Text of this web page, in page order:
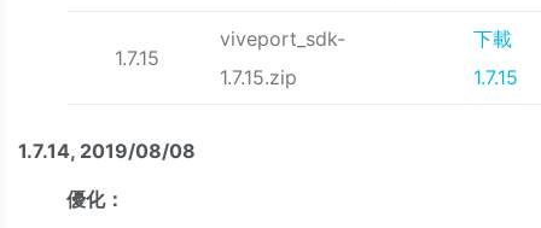
1.7.15
viveport_sdk-
1.7.15.zip
下載
1.7.15
1.7.14, 2019/08/08
優化：